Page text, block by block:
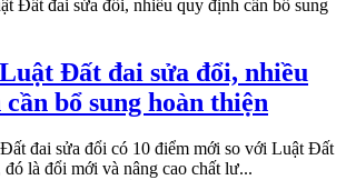
Đất đai sửa đổi, nhiều
bổ sung hoàn thiện
đai sửa đổi có 10 điểm mới so với Luật Đất
đó là đổi mới và nâng cao chất lư...